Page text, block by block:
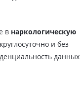
в наркологическую
и без
данных